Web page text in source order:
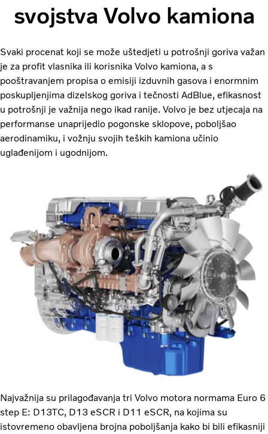
svojstva Volvo kamiona
Svaki procenat koji se može uštedjeti u potrošnji goriva važan
je za profit vlasnika ili korisnika Volvo kamiona, a s
pooštravanjem propisa o emisiji izduvnih gasova i enormnim
poskupljenjima dizelskog goriva i tečnosti AdBlue, efikasnost
u potrošnji je važnija nego ikad ranije. Volvo je bez utjecaja na
performanse unaprijedio pogonske sklopove, poboljšao
aerodinamiku, i vožnju svojih teških kamiona učinio
uglađenijom i ugodnijom.
Najvažnija su prilagođavanja tri Volvo motora normama Euro 6
step E: D13TC, D13 eSCR i D11 eSCR, na kojima su
istovremeno obavljena brojna poboljšanja kako bi bili efikasniji